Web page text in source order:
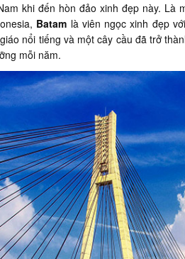
khi đến hòn đảo xinh đẹp này. Là
Batam là viên ngọc xinh đẹp
nổi tiếng và một cây cầu đã trở
mỗi năm.